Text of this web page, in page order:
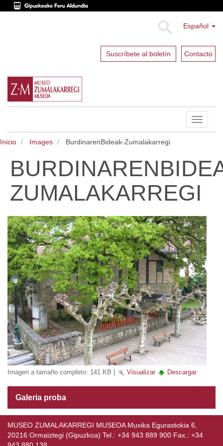
Español
Suscríbete al boletín Contacto
Toggle
Inicio Images BurdinarenBideak-Zumalakarregi
ZUMALAKARREGI
Imagen a tamaño completo: 141 KB Visualizar Descargar
Galeria proba
MUSEO ZUMALAKARREGI MUSEOA Muxika Egurastokia 6,
20216 Ormaiztegi (Gipuzkoa) Tel.: +34 943 889 900 Fax.: +34